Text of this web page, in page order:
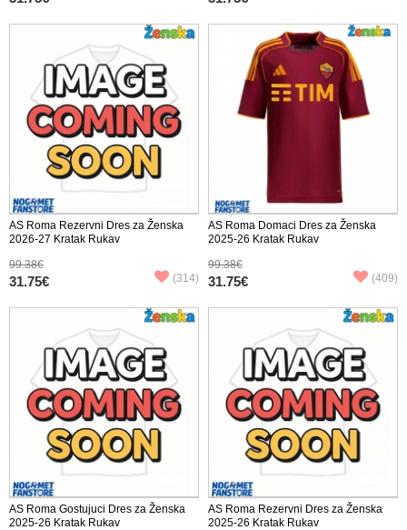
AS Roma Rezervni Dres za Ženska
2026-27 Kratak Rukav
99.38€
31.75€ (314)
AS Roma Domaci Dres za Ženska
2025-26 Kratak Rukav
99.38€
31.75€ (409)
AS Roma Gostujuci Dres za Ženska
2025-26 Kratak Rukav
AS Roma Rezervni Dres za Ženska
2025-26 Kratak Rukav